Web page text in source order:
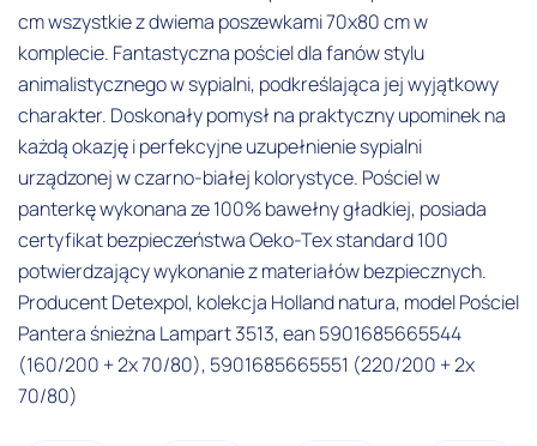
cm wszystkie z dwiema poszewkami 70x80 cm w
komplecie. Fantastyczna pościel dla fanów stylu
animalistycznego w sypialni, podkreślająca jej wyjątkowy
charakter. Doskonały pomysł na praktyczny upominek na
każdą okazję i perfekcyjne uzupełnienie sypialni
urządzonej w czarno-białej kolorystyce. Pościel w
panterkę wykonana ze 100% bawełny gładkiej, posiada
certyfikat bezpieczeństwa Oeko-Tex standard 100
potwierdzający wykonanie z materiałów bezpiecznych.
Producent Detexpol, kolekcja Holland natura, model Pościel
Pantera śnieżna Lampart 3513, ean 5901685665544
(160/200 + 2x 70/80), 5901685665551 (220/200 + 2x
70/80)